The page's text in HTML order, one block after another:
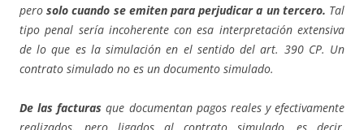
perosolo cuando se emiten para perjudicar a un tercero. Tal
tipo penal sería incoherente con esa interpretación extensiva
de lo que es la simulación en el sentido del art. 390 CP. Un
contrato simulado no es un documento simulado.
De las facturas que documentan pagos reales y efectivamente